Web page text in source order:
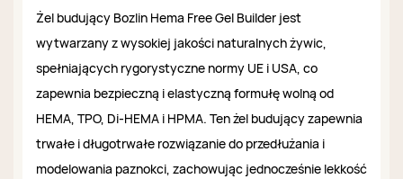
Żel budujący Bozlin Hema Free Gel Builder jest
wytwarzany z wysokiej jakości naturalnych żywic,
spełniających rygorystyczne normy UE i USA, co
zapewnia bezpieczną i elastyczną formułę wolną od
HEMA, TPO, Di-HEMA i HPMA. Ten żel budujący zapewnia
trwałe i długotrwałe rozwiązanie do przedłużania i
modelowania paznokci, zachowując jednocześnie lekkość